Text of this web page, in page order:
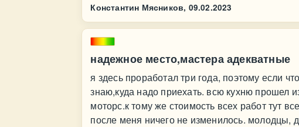
Константин Мясников, 09.02.2023
надежное место,мастера адекватные
я здесь проработал три года, поэтому если
знаю,куда надо приехать. всю кухню прошел
моторс.к тому же стоимость всех работ тут
после меня ничего не изменилось. молодцы,